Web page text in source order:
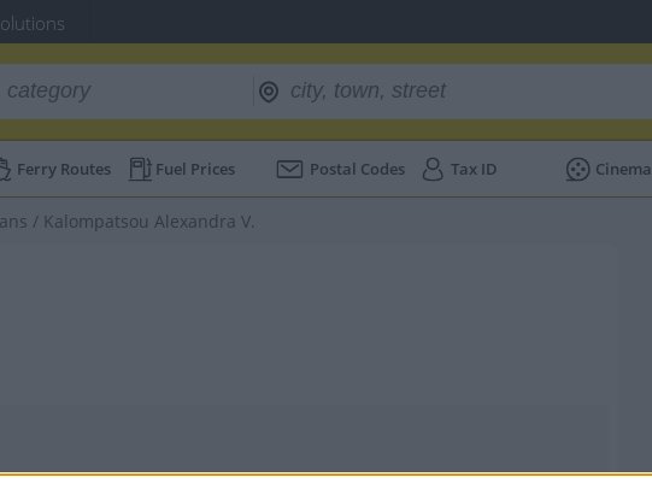
Ferry Routes Fuel Prices Postal Codes Tax ID Cinema
/ Kalompatsou Alexandra V.